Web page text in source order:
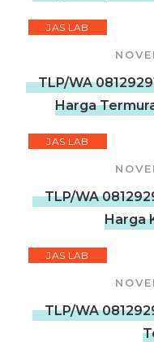
JAS LAB
TLP/WA
Harga
JAS LAB
TLP/WA
Harga
JAS LAB
TLP/WA